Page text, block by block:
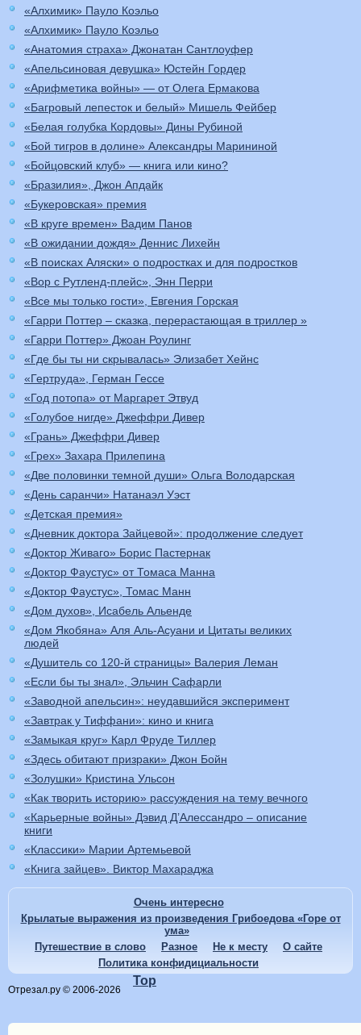
«Алхимик» Пауло Коэльо
«Алхимик» Пауло Коэльо
«Анатомия страха» Джонатан Сантлоуфер
«Апельсиновая девушка» Юстейн Гордер
«Арифметика войны» — от Олега Ермакова
«Багровый лепесток и белый» Мишель Фейбер
«Белая голубка Кордовы» Дины Рубиной
«Бой тигров в долине» Александры Марининой
«Бойцовский клуб» — книга или кино?
«Бразилия», Джон Апдайк
«Букеровская» премия
«В круге времен» Вадим Панов
«В ожидании дождя» Деннис Лихейн
«В поисках Аляски» о подростках и для подростков
«Вор с Рутленд-плейс», Энн Перри
«Все мы только гости», Евгения Горская
«Гарри Поттер – сказка, перерастающая в триллер »
«Гарри Поттер» Джоан Роулинг
«Где бы ты ни скрывалась» Элизабет Хейнс
«Гертруда», Герман Гессе
«Год потопа» от Маргарет Этвуд
«Голубое нигде» Джеффри Дивер
«Грань» Джеффри Дивер
«Грех» Захара Прилепина
«Две половинки темной души» Ольга Володарская
«День саранчи» Натанаэл Уэст
«Детская премия»
«Дневник доктора Зайцевой»: продолжение следует
«Доктор Живаго» Борис Пастернак
«Доктор Фаустус» от Томаса Манна
«Доктор Фаустус», Томас Манн
«Дом духов», Исабель Альенде
«Дом Якобяна» Аля Аль-Асуани и Цитаты великих
людей
«Душитель со 120-й страницы» Валерия Леман
«Если бы ты знал», Эльчин Сафарли
«Заводной апельсин»: неудавшийся эксперимент
«Завтрак у Тиффани»: кино и книга
«Замыкая круг» Карл Фруде Тиллер
«Здесь обитают призраки» Джон Бойн
«Золушки» Кристина Ульсон
«Как творить историю» рассуждения на тему вечного
«Карьерные войны» Дэвид Д’Алессандро – описание
книги
«Классики» Марии Артемьевой
«Книга зайцев». Виктор Махараджа
Очень интересно
Крылатые выражения из произведения Грибоедова «Горе от
ума»
Путешествие в слово
Разное Не к месту
О сайте
Политика конфидициальности
Отрезал.ру © 2006-2026
Top